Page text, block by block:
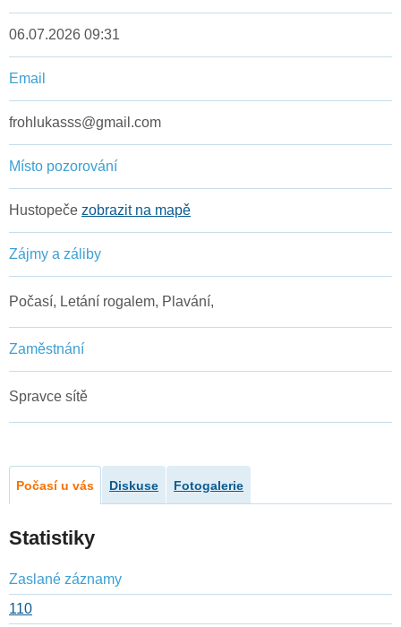
06.07.2026 09:31
Email
frohlukasss@gmail.com
Místo pozorování
Hustopeče zobrazit na mapě
Zájmy a záliby
Počasí, Letání rogalem, Plavání,
Zaměstnání
Spravce sítě
Počasí u vás Diskuse Fotogalerie
Statistiky
Zaslané záznamy
110